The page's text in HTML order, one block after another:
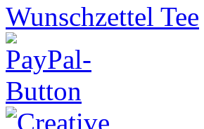
Wunschzettel Tee